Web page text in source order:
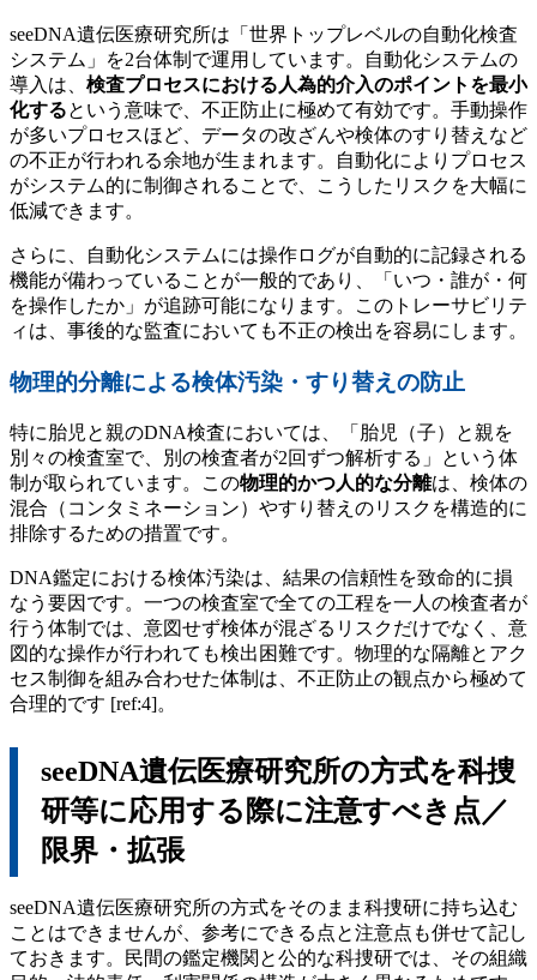
seeDNA遺伝医療研究所は「世界トップレベルの自動化検査
システム」を2台体制で運用しています。自動化システムの
導入は、 検査プロセスにおける人為的介入のポイントを最小
化するという意味で、不正防止に極めて有効です。手動操作
が多いプロセスほど、データの改ざんや検体のすり替えなど
の不正が行われる余地が生まれます。自動化によりプロセス
がシステム的に制御されることで、こうしたリスクを大幅に
低減できます。
さらに、自動化システムには操作ログが自動的に記録される
機能が備わっていることが一般的であり、「いつ・誰が・何
を操作したか」が追跡可能になります。このトレーサビリテ
ィは、事後的な監査においても不正の検出を容易にします。
物理的分離による検体汚染・すり替えの防止
特に胎児と親のDNA検査においては、「胎児（子）と親を
別々の検査室で、別の検査者が2回ずつ解析する」という体
制が取られています。この物理的かつ人的な分離は、検体の
混合（コンタミネーション）やすり替えのリスクを構造的に
排除するための措置です。
DNA鑑定における検体汚染は、結果の信頼性を致命的に損
なう要因です。一つの検査室で全ての工程を一人の検査者が
行う体制では、意図せず検体が混ざるリスクだけでなく、意
図的な操作が行われても検出困難です。物理的な隔離とアク
セス制御を組み合わせた体制は、不正防止の観点から極めて
合理的です [ref:4]。
seeDNA遺伝医療研究所の方式を科捜
研等に応用する際に注意すべき点／
限界・拡張
seeDNA遺伝医療研究所の方式をそのまま科捜研に持ち込む
ことはできませんが、参考にできる点と注意点も併せて記し
ておきます。民間の鑑定機関と公的な科捜研では、その組織